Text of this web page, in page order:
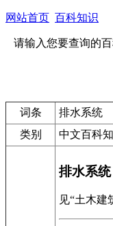
网站首页 百科知识
请输入您要查询的百
词条
排水系统
类别
中文百科
排水系统
见“土木建